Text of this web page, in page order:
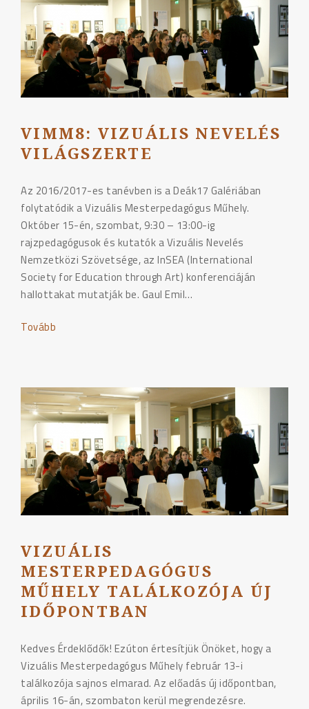
VIMM8: VIZUÁLIS NEVELÉS
VILÁGSZERTE
Az 2016/2017-es tanévben is a Deák17 Galériában
folytatódik a Vizuális Mesterpedagógus Műhely.
Október 15-én, szombat, 9:30 – 13:00-ig
rajzpedagógusok és kutatók a Vizuális Nevelés
Nemzetközi Szövetsége, az InSEA (International
Society for Education through Art) konferenciáján
hallottakat mutatják be. Gaul Emil…
Tovább
VIZUÁLIS
MESTERPEDAGÓGUS
MŰHELY TALÁLKOZÓJA ÚJ
IDŐPONTBAN
Kedves Érdeklődők! Ezúton értesítjük Önöket, hogy a
Vizuális Mesterpedagógus Műhely február 13-i
találkozója sajnos elmarad. Az előadás új időpontban,
április 16-án, szombaton kerül megrendezésre.